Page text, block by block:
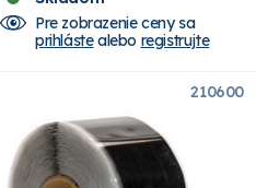
Pre zobrazenie ceny sa
prihlástealebo registrujte
210600